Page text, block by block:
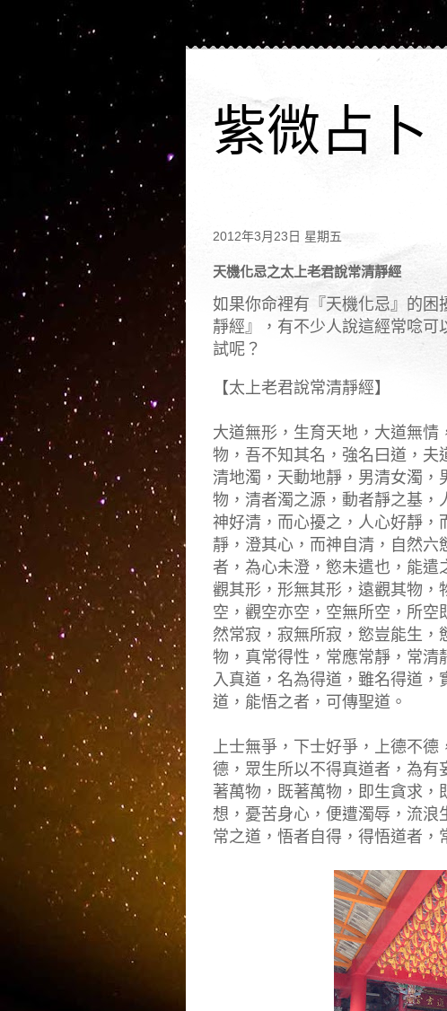
紫微占卜
2012年3月23日 星期五
天機化忌之太上老君說常清靜經
如果你命裡有『天機化忌』的
靜經』，有不少人說這經常唸可
試呢？
【太上老君說常清靜經】
大道無形，生育天地，大道無
物，吾不知其名，強名曰道，
清地濁，天動地靜，男清女濁
物，清者濁之源，動者靜之基
神好清，而心擾之，人心好靜
靜，澄其心，而神自清，自然
者，為心未澄，慾未遣也，能
觀其形，形無其形，遠觀其物
空，觀空亦空，空無所空，所
然常寂，寂無所寂，慾豈能生
物，真常得性，常應常靜，常
入真道，名為得道，雖名得道
道，能悟之者，可傳聖道。
上士無爭，下士好爭，上德不
德，眾生所以不得真道者，為
著萬物，既著萬物，即生貪求
想，憂苦身心，便遭濁辱，流
常之道，悟者自得，得悟道者，